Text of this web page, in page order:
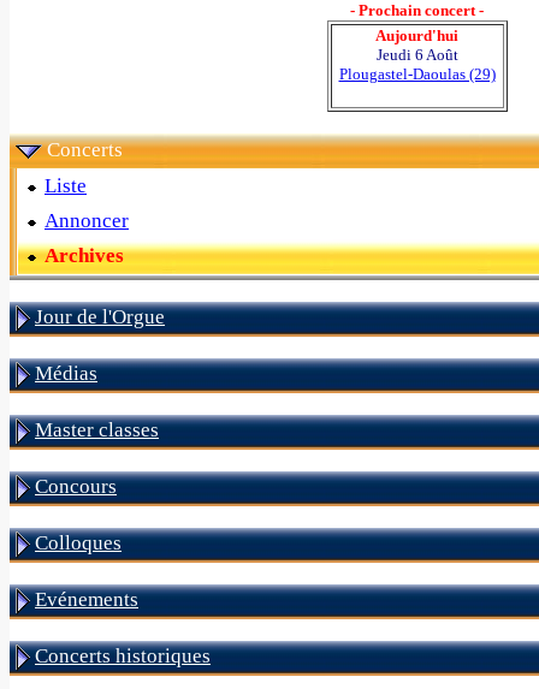
- Prochain concert -
Aujourd'hui
Jeudi 6 Août
Plougastel-Daoulas (29)
Concerts
Liste
Annoncer
Archives
Jour de l'Orgue
Médias
Master classes
Concours
Colloques
Evénements
Concerts historiques